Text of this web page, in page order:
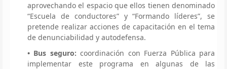
aprovechando el espacio que ellos tienen denominado
“Escuela de conductores” y “Formando líderes”, se
pretende realizar acciones de capacitación en el tema
de denunciabilidad y autodefensa.
• Bus seguro: coordinación con Fuerza Pública para
implementar este programa en algunas de las